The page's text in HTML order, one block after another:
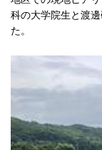
科の大学院生と渡
た。